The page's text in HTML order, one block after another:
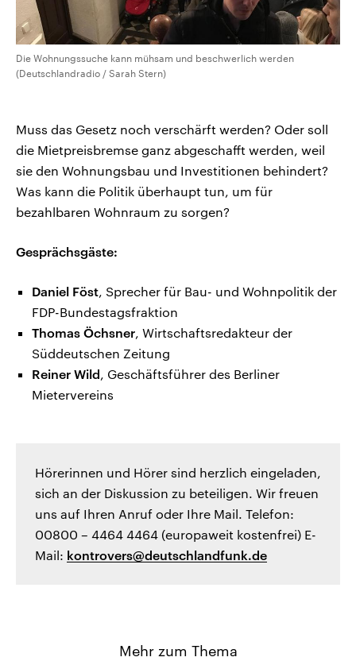
Die Wohnungssuche kann mühsam und beschwerlich werden
(Deutschlandradio / Sarah Stern)
Muss das Gesetz noch verschärft werden? Oder soll
die Mietpreisbremse ganz abgeschafft werden, weil
sie den Wohnungsbau und Investitionen behindert?
Was kann die Politik überhaupt tun, um für
bezahlbaren Wohnraum zu sorgen?
Gesprächsgäste:
Daniel Föst, Sprecher für Bau- und Wohnpolitik der
FDP-Bundestagsfraktion
Thomas Öchsner, Wirtschaftsredakteur der
Süddeutschen Zeitung
Reiner Wild, Geschäftsführer des Berliner
Mietervereins
Hörerinnen und Hörer sind herzlich eingeladen,
sich an der Diskussion zu beteiligen. Wir freuen
uns auf Ihren Anruf oder Ihre Mail. Telefon:
00800 – 4464 4464 (europaweit kostenfrei) E-
Mail: kontrovers@deutschlandfunk.de
Mehr zum Thema